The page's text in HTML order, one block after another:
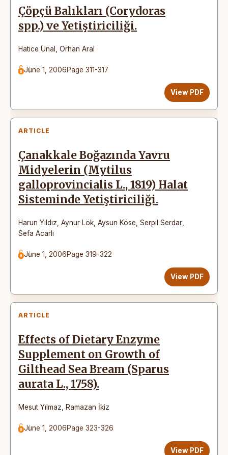
Çöpçü Balıkları (Corydoras
spp.) ve Yetiştiriciliği.
Hatice Ünal Orhan Aral
June 1, 2006Page 311-317
View PDF
ARTICLE
Çanakkale Boğazında Yavru
Midyelerin (Mytilus
galloprovincialis L., 1819) Halat
Sisteminde Yetiştiriciliği.
Harun Yıldız Aynur Lök Aysun Köse Serpil Serdar
Sefa Acarlı
June 1, 2006Page 319-322
View PDF
ARTICLE
Effects of Dietary Enzyme
Supplement on Growth of
Gilthead Sea Bream (Sparus
aurata L., 1758).
Mesut Yılmaz Ramazan İkiz
June 1, 2006Page 323-326
View PDF